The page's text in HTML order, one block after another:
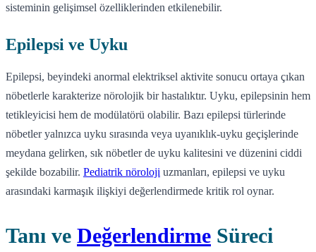
sisteminin gelişimsel özelliklerinden etkilenebilir.
Epilepsi ve Uyku
Epilepsi, beyindeki anormal elektriksel aktivite sonucu ortaya çıkan
nöbetlerle karakterize nörolojik bir hastalıktır. Uyku, epilepsinin hem
tetikleyicisi hem de modülatörü olabilir. Bazı epilepsi türlerinde
nöbetler yalnızca uyku sırasında veya uyanıklık-uyku geçişlerinde
meydana gelirken, sık nöbetler de uyku kalitesini ve düzenini ciddi
şekilde bozabilir. Pediatrik nöroloji uzmanları, epilepsi ve uyku
arasındaki karmaşık ilişkiyi değerlendirmede kritik rol oynar.
Tanı ve Değerlendirme Süreci